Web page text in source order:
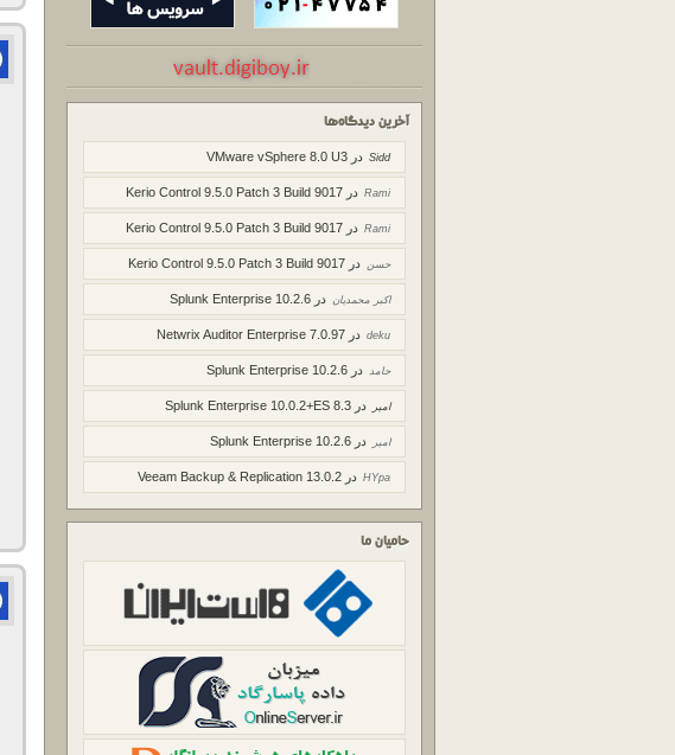
آخرین دیدگاه‌ها
Sidd در VMware vSphere 8.0 U3
Rami در Kerio Control 9.5.0 Patch 3 Build 9017
Rami در Kerio Control 9.5.0 Patch 3 Build 9017
حسن در Kerio Control 9.5.0 Patch 3 Build 9017
اکبر محمدیان در Splunk Enterprise 10.2.6
deku در Netwrix Auditor Enterprise 7.0.97
حامد در Splunk Enterprise 10.2.6
امیر در Splunk Enterprise 10.0.2+ES 8.3
امیر در Splunk Enterprise 10.2.6
HYpa در Veeam Backup & Replication 13.0.2
حامیان ما